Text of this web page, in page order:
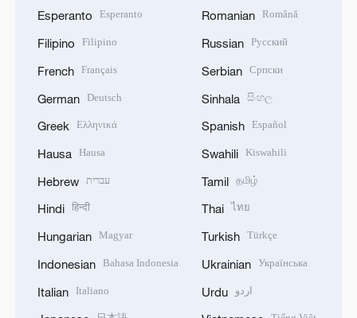
Esperanto Esperanto
Filipino Filipino
French Français
German Deutsch
Greek Ελληνικά
Hausa Hausa
Hebrew עברית
Hindi हिन्दी
Hungarian Magyar
Indonesian Bahasa Indonesia
Italian Italiano
Romanian Română
Russian Русский
Serbian Српски
Sinhala සිංහල
Spanish Español
Swahili Kiswahili
Tamil தமிழ்
Thai ไทย
Turkish Türkçe
Ukrainian Українська
Urdu اردو